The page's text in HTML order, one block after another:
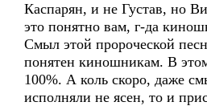
Каспарян, и не Густав, но
это понятно вам, г-да
Смыл этой пророческой
понятен киношникам. В
100%. А коль скоро, даже
исполняли не ясен, то и